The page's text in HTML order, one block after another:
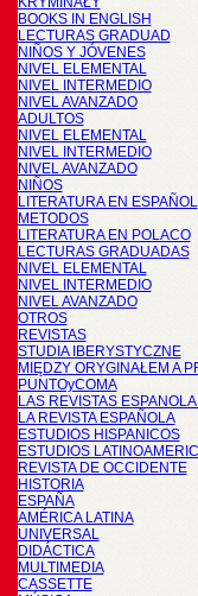
BOOKS IN ENGLISH
LECTURAS GRADUAD
NIÑOS Y JÓVENES
NIVEL ELEMENTAL
NIVEL INTERMEDIO
NIVEL AVANZADO
ADULTOS
NIVEL ELEMENTAL
NIVEL INTERMEDIO
NIVEL AVANZADO
NIÑOS
LITERATURA EN ESPAÑOL
METODOS
LITERATURA EN POLACO
LECTURAS GRADUADAS
NIVEL ELEMENTAL
NIVEL INTERMEDIO
NIVEL AVANZADO
OTROS
REVISTAS
STUDIA IBERYSTYCZNE
MIĘDZY ORYGINAŁEM A
PUNTOyCOMA
LAS REVISTAS
LA REVISTA ESPAÑOLA
ESTUDIOS HISPANICOS
ESTUDIOS
REVISTA DE OCCIDENTE
HISTORIA
ESPAÑA
AMÉRICA LATINA
UNIVERSAL
DIDÁCTICA
MULTIMEDIA
CASSETTE